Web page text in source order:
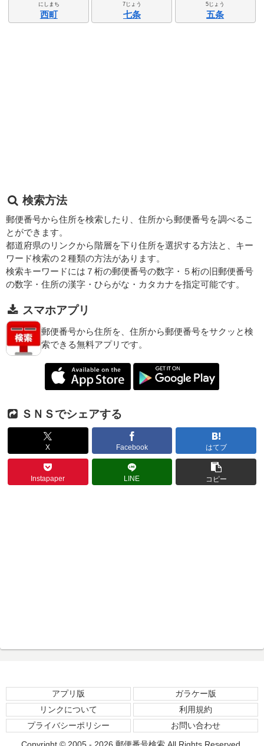
にしまち
西町
7じょう
七条
5じょう
五条
検索方法
郵便番号から住所を検索したり、住所から郵便番号を調べるこ
とができます。
都道府県のリンクから階層を下り住所を選択する方法と、キー
ワード検索の２種類の方法があります。
検索キーワードには７桁の郵便番号の数字・５桁の旧郵便番号
の数字・住所の漢字・ひらがな・カタカナを指定可能です。
スマホアプリ
郵便番号から住所を、住所から郵便番号をサクッと検
索できる無料アプリです。
ＳＮＳでシェアする
X Facebook はてブ
Instapaper LINE コピー
アプリ版
ガラケー版
リンクについて
利用規約
プライバシーポリシー
お問い合わせ